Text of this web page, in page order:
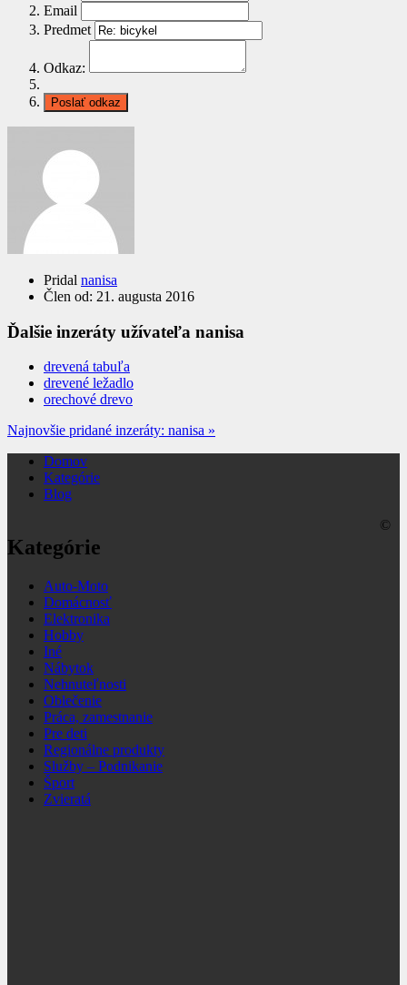
Email
Predmet
Odkaz:
Pridal nanisa
Člen od: 21. augusta 2016
Ďalšie inzeráty užívateľa nanisa
drevená tabuľa
drevené ležadlo
orechové drevo
Najnovšie pridané inzeráty: nanisa »
Domov
Kategórie
Blog
Kategórie
Auto-Moto
Domácnosť
Elektronika
Hobby
Iné
Nábytok
Nehnuteľnosti
Oblečenie
Práca, zamestnanie
Pre deti
Regionálne produkty
Služby – Podnikanie
Šport
Zvieratá
©